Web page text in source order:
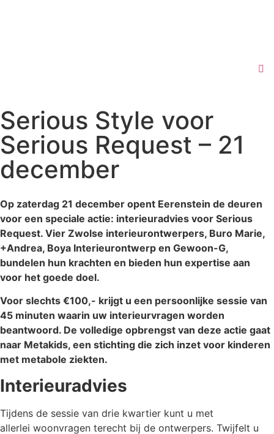
Serious Style voor
Serious Request – 21
december
Op zaterdag 21 december opent Eerenstein de deuren
voor een speciale actie: interieuradvies voor Serious
Request. Vier Zwolse interieurontwerpers, Buro Marie,
+Andrea, Boya Interieurontwerp en Gewoon-G,
bundelen hun krachten en bieden hun expertise aan
voor het goede doel.
Voor slechts €100,- krijgt u een persoonlijke sessie van
45 minuten waarin uw interieurvragen worden
beantwoord. De volledige opbrengst van deze actie gaat
naar Metakids, een stichting die zich inzet voor kinderen
met metabole ziekten.
Interieuradvies
Tijdens de sessie van drie kwartier kunt u met
allerlei woonvragen terecht bij de ontwerpers. Twijfelt u